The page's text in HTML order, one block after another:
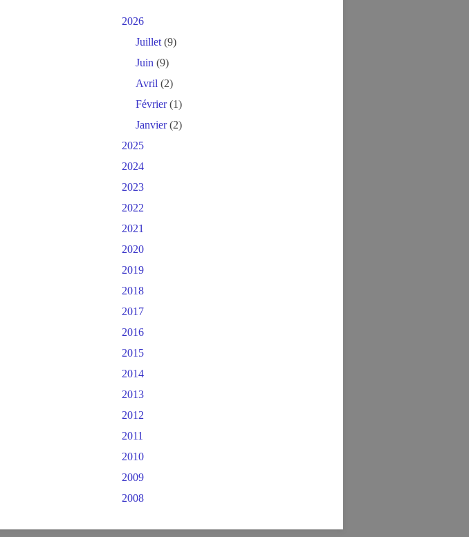
2026
Juillet (9)
Juin (9)
Avril (2)
Février(1)
Janvier(2)
2025
2024
2023
2022
2021
2020
2019
2018
2017
2016
2015
2014
2013
2012
2011
2010
2009
2008